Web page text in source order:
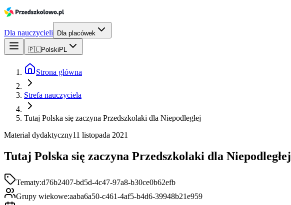
Dla nauczycieli Dla placówek
🇵🇱Polski PL
Strona główna
Strefa nauczyciela
Tutaj Polska się zaczyna Przedszkolaki dla Niepodległej
Materiał dydaktyczny11 listopada 2021
Tutaj Polska się zaczyna Przedszkolaki dla Niepodległej
Tematy:d76b2407-bd5d-4c47-97a8-b30ce0b62efb
Grupy wiekowe:aaba6a50-c461-4af5-b4d6-39948b21e959